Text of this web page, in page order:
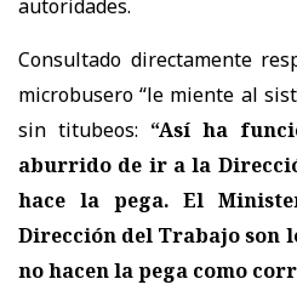
autoridades.
Consultado directamente
microbusero “le miente al
sin titubeos: “Así ha
aburrido de ir a la
hace la pega. El
Dirección del Trabajo son
no hacen la pega como